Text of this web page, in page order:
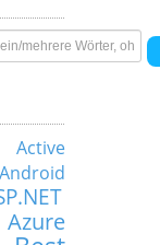
Active
Android
Azure